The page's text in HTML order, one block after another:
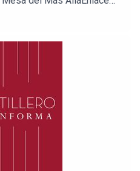
julioastilleroEnl
vía
julioastilleroCuent
a cuenta BBVA a
López:
320 01539408017